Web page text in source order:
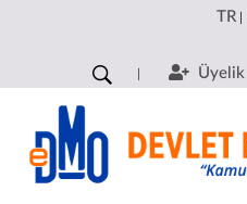
TR|
Üyelik